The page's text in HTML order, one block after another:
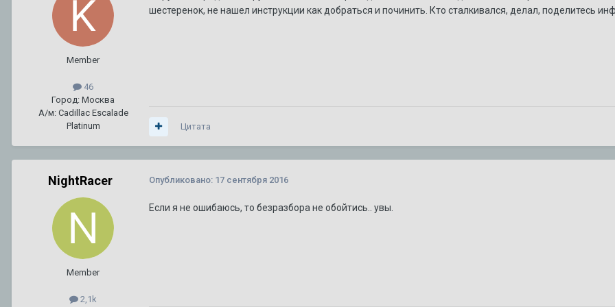
1 2 3 7
Автор: Amidd, 1 августа 2017 вXT5
92 или 95 - что лучше ???
Member
46
Город: Москва
А/м: Cadillac Escalade
Platinum
шестеренок, не нашел инструкции как добраться и починить. Кто сталкивался, делал, поделитесь
Цитата
NightRacer
Member
2,1k
Опубликовано: 17 сентября 2016
Если я не ошибаюсь, то безразбора не обойтись.. увы.